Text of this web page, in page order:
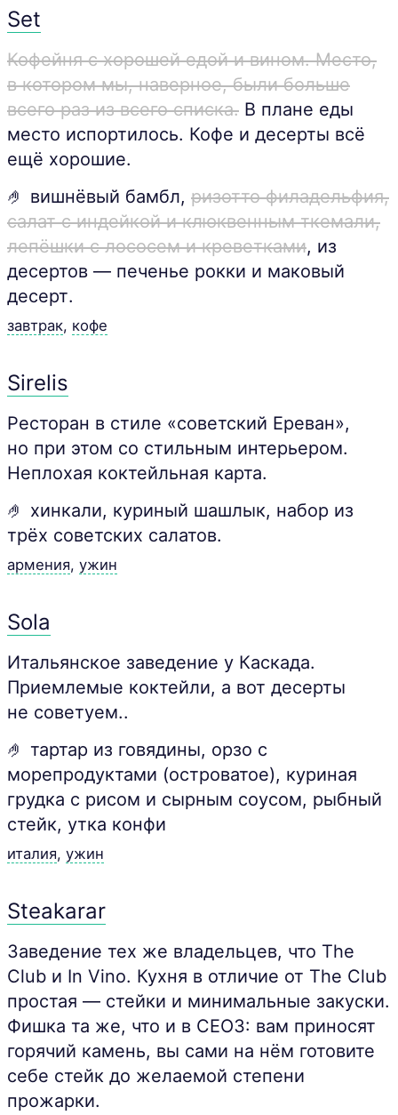
Set
Кофейня с хорошей едой и вином. Место,
в котором мы, наверное, были больше
всего раз из всего списка. В плане еды
место испортилось. Кофе и десерты всё
ещё хорошие.
🤌 вишнёвый бамбл, ризотто филадельфия,
салат с индейкой и клюквенным ткемали,
лепёшки с лососем и креветками, из
десертов — печенье рокки и маковый
десерт.
завтрак, кофе
Sirelis
Ресторан в стиле «советский Ереван»,
но при этом со стильным интерьером.
Неплохая коктейльная карта.
🤌 хинкали, куриный шашлык, набор из
трёх советских салатов.
армения, ужин
Sola
Итальянское заведение у Каскада.
Приемлемые коктейли, а вот десерты
не советуем..
🤌 тартар из говядины, орзо с
морепродуктами (островатое), куриная
грудка с рисом и сырным соусом, рыбный
стейк, утка конфи
италия, ужин
Steakarar
Заведение тех же владельцев, что The
Club и In Vino. Кухня в отличие от The Club
простая — стейки и минимальные закуски.
Фишка та же, что и в CEO3: вам приносят
горячий камень, вы сами на нём готовите
себе стейк до желаемой степени
прожарки.